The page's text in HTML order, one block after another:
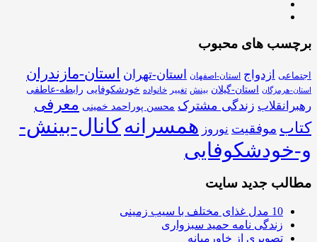
برچسب های محبوب
اجتماعی ازدواج استان-اصفهان استان-تهران استان-مازندران
استان-هرمزگان استان-گیلان بینش تغییر خانواده خودشکوفایی رابطه-عاطفی
رهبرانقلاب زندگی مشترک محسن پوراحمد خمینی معرفی
کتاب موفقیت نوروز همسرانهکانال-بینش-
و-خودشکوفایی
مطالب جدید سایت
10 مدل غذای مختلف با سیب زمینی
زندگی نامه حمید سبزواری
تصویری از خاورمیانه